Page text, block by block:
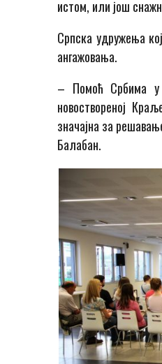
истом, или још
Српска удружења
ангажовања.
– Помоћ Србима у
новоствореној
значајна за
Балабан.